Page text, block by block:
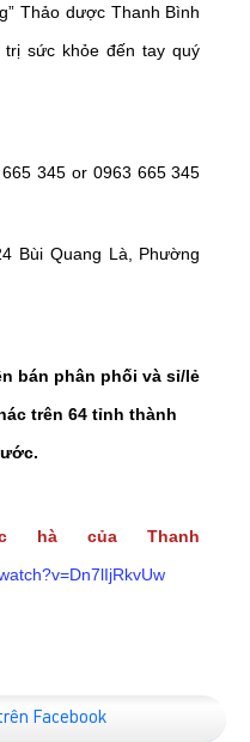
Thảo dược Thanh Bình
sức khỏe đến tay quý
345 or 0963 665 345
Bùi Quang Là, Phường
bán phân phối và sỉ/lẻ
trên 64 tỉnh thành
hà của Thanh
Facebook